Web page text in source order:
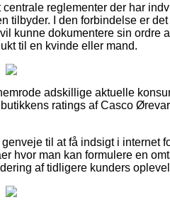
reglementer der har
tilbyder. I den forbindelse er
kunne dokumentere sin ordre
til en kvinde eller mand.
adskillige aktuelle
ratings af Casco
til at få indsigt i internet
hvor man kan formulere en
af tidligere kunders